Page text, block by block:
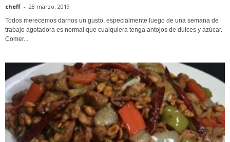
cheff - 28 marzo, 2019
Todos merecemos darnos un gusto, especialmente luego de una semana de
trabajo agotadora es normal que cualquiera tenga antojos de dulces y azúcar.
Comer...